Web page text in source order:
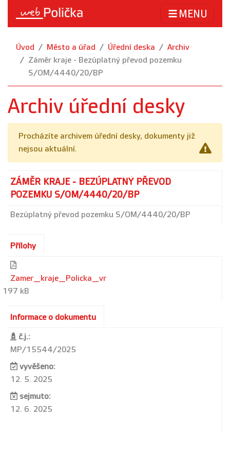
MENU
Úvod Město a úřad Úřední deska
Archiv
Záměr kraje - Bezúplatný převod pozemku
S/OM/4440/20/BP
Archiv úřední desky
Procházíte archivem úřední desky, dokumenty již
nejsou aktuální.
ZÁMĚR KRAJE - BEZÚPLATNÝ PŘEVOD
POZEMKU S/OM/4440/20/BP
Bezúplatný převod pozemku S/OM/4440/20/BP
Přílohy
Zamer_kraje_Policka_vr
197 kB
Informace o dokumentu
č.j.:
MP/15544/2025
vyvěšeno:
12. 5. 2025
sejmuto:
12. 6. 2025